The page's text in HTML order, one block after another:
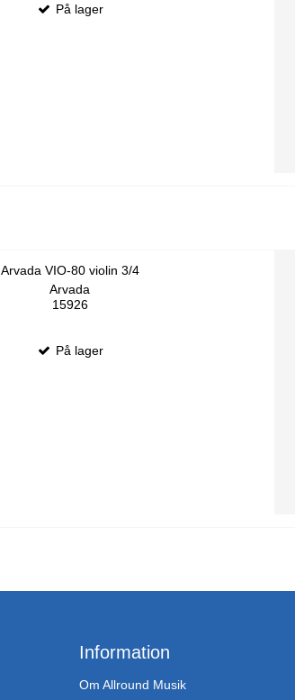
På lager
Arvada VIO-80 violin 3/4
Arvada
15926
På lager
Information
Om Allround Musik